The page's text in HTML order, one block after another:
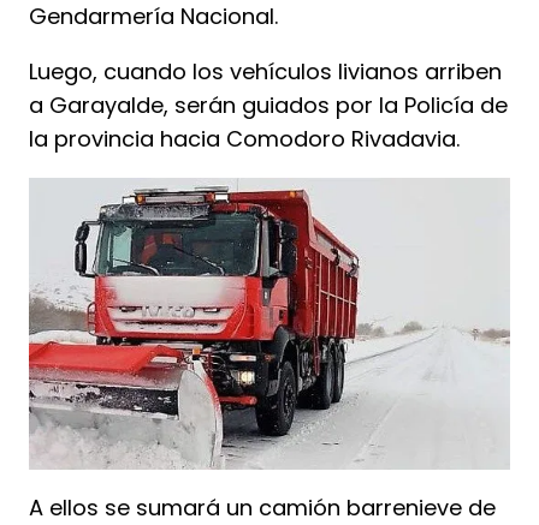
Gendarmería Nacional.
Luego, cuando los vehículos livianos arriben
a Garayalde, serán guiados por la Policía de
la provincia hacia Comodoro Rivadavia.
A ellos se sumará un camión barrenieve de